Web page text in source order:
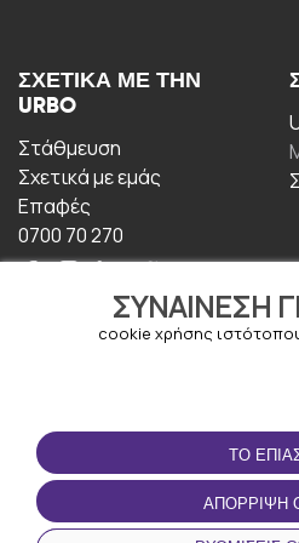
ΣΥΝΑΊΝΕΣΗ
cookie χρήσης
ΤΟ
ΑΠΌΡΡΙΨΗ
ΣΧΕΤΙΚΆ ΜΕ ΤΗΝ
URBO
Στάθμευση
Σχετικά με εμάς
Επαφές
0700 70 270
ΟΡΟΙ ΧΡΉΣΗΣ
Οροι και Προϋποθέσεις
Πολιτική απορρήτου